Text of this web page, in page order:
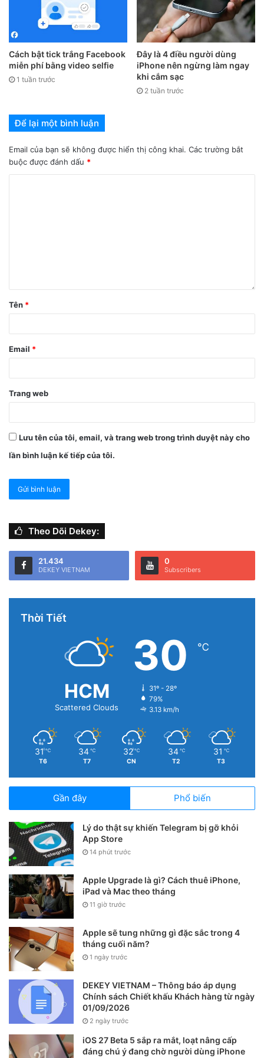
Sau khi kích hoạt, ứng dụng Tin nhắn sẽ có thêm phần
Người gửi không xác định, là nơi chứa các tin nhắn từ người
gửi không nằm trong danh bạ, bao gồm tin nhắn rác. Bên
cạnh đó là phần Danh bạ & SMS chứa những tin nhắn từ
người gửi được lưu số.
Ngoài việc lọc tin nhắn rác sang hộp thư riêng, bạn sẽ
không nhận được thông báo khi những tin nhắn này được
gửi đến.
Cách bật tick trắng Facebook
miễn phí bằng video selfie
1 tuần trước
Đây là 4 điều người dùng
iPhone nên ngừng làm ngay
khi cắm sạc
2 tuần trước
Để lại một bình luận
Email của bạn sẽ không được hiển thị công khai. Các trường bắt
buộc được đánh dấu *
Tên *
Email *
Trang web
Lưu tên của tôi, email, và trang web trong trình duyệt này cho
lần bình luận kế tiếp của tôi.
Theo Dõi Dekey:
21.434
DEKEY VIETNAM
0
Subscribers
Thời Tiết
HCM
Scattered Clouds
30 ℃
31º - 28º
79%
3.13 km/h
31 ℃
T6
34 ℃
T7
32 ℃
CN
34 ℃
T2
31 ℃
T3
Gần đây Phổ biến
Lý do thật sự khiến Telegram bị gỡ khỏi
App Store
14 phút trước
Apple Upgrade là gì? Cách thuê iPhone,
iPad và Mac theo tháng
11 giờ trước
Apple sẽ tung những gì đặc sắc trong 4
tháng cuối năm?
1 ngày trước
DEKEY VIETNAM – Thông báo áp dụng
Chính sách Chiết khấu Khách hàng từ ngày
01/09/2026
2 ngày trước
iOS 27 Beta 5 sắp ra mắt, loạt nâng cấp
đáng chú ý đang chờ người dùng iPhone